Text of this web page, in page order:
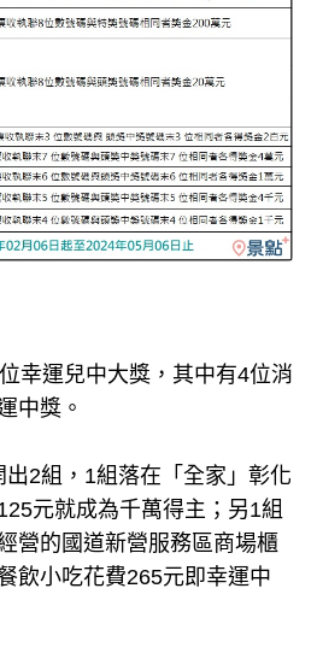
幸運兒中大獎，其中有4位消
中獎。
2組，1組落在「全家」彰化
元就成為千萬得主；另1組
營的國道新營服務區商場櫃
飲小吃花費265元即幸運中